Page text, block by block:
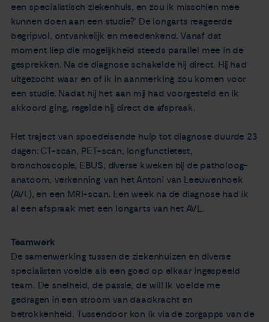
een specialistisch ziekenhuis, en zou ik misschien mee
kunnen doen aan een studie?’ De longarts reageerde
begripvol, ontvankelijk en meedenkend. Vanaf dat
moment liep die mogelijkheid steeds parallel mee in de
gesprekken. Na de diagnose schakelde hij direct. Hij had
uitgezocht waar en of ik in aanmerking zou komen voor
een studie. Nadat hij het aan mij had voorgesteld en ik
akkoord ging, regelde hij direct de afspraak.
Het traject van spoedeisende hulp tot diagnose duurde 23
dagen: CT-scan, PET-scan, longfunctietest,
bronchoscopie, EBUS, diverse kweken bij de patholoog-
anatoom, verkenning van het Antoni van Leeuwenhoek
(AVL), en een MRI-scan. Een week na de diagnose had ik
al een afspraak met een longarts van het AVL.
Teamwerk
De samenwerking tussen de ziekenhuizen en diverse
specialisten voelde als een goed op elkaar ingespeeld
team. De snelheid, de passie, de wil! Ik voelde me
gedragen in een stroom van daadkracht en
betrokkenheid. Tussendoor kon ik via de zorgapps van de